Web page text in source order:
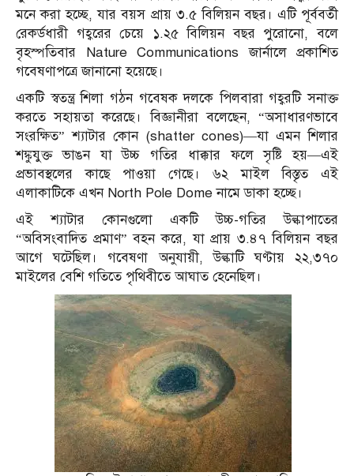
মনে করা হচ্ছে, যার বয়স প্রায় ৩.৫ বিলিয়ন বছর। এটি পূর্ববর্তী
রেকর্ডধারী গহ্বরের চেয়ে ১.২৫ বিলিয়ন বছর পুরোনো, বলে
বৃহস্পতিবার Nature Communications জার্নালে প্রকাশিত
গবেষণাপত্রে জানানো হয়েছে।
একটি স্বতন্ত্র শিলা গঠন গবেষক দলকে পিলবারা গহ্বরটি সনাক্ত
করতে সহায়তা করেছে। বিজ্ঞানীরা বলেছেন, “অসাধারণভাবে
সংরক্ষিত” শ্যাটার কোন (shatter cones)—যা এমন শিলার
শঙ্কুযুক্ত ভাঙন যা উচ্চ গতির ধাক্কার ফলে সৃষ্টি হয়—এই
প্রভাবস্থলের কাছে পাওয়া গেছে। ৬২ মাইল বিস্তৃত এই
এলাকাটিকে এখন North Pole Dome নামে ডাকা হচ্ছে।
এই শ্যাটার কোনগুলো একটি উচ্চ-গতির উল্কাপাতের
“অবিসংবাদিত প্রমাণ” বহন করে, যা প্রায় ৩.৪৭ বিলিয়ন বছর
আগে ঘটেছিল। গবেষণা অনুযায়ী, উল্কাটি ঘণ্টায় ২২,৩৭০
মাইলের বেশি গতিতে পৃথিবীতে আঘাত হেনেছিল।